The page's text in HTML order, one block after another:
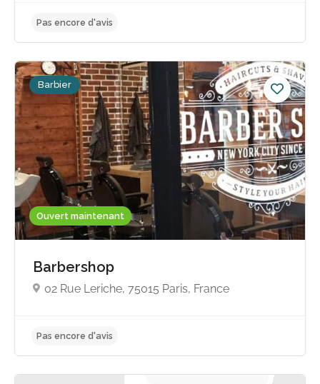
Pas encore d'avis
Ouvert maintenant
Barbier
Barbershop
02 Rue Leriche, 75015 Paris, France